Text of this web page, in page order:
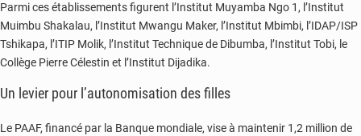
Parmi ces établissements figurent l’Institut Muyamba Ngo 1, l’Institut
Muimbu Shakalau, l’Institut Mwangu Maker, l’Institut Mbimbi, l’IDAP/ISP
Tshikapa, l’ITIP Molik, l’Institut Technique de Dibumba, l’Institut Tobi, le
Collège Pierre Célestin et l’Institut Dijadika.
Un levier pour l’autonomisation des filles
Le PAAF, financé par la Banque mondiale, vise à maintenir 1,2 million de